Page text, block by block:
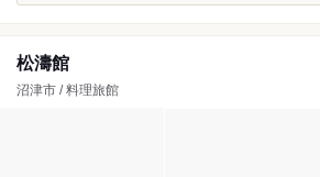
松濤館
沼津市 / 料理旅館